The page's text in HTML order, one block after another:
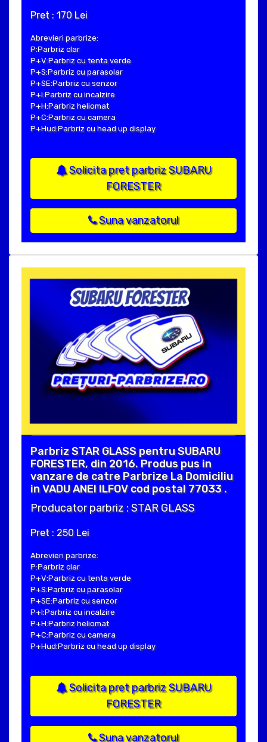
Pret : 170 Lei
Abrevieri parbrize:
P:Parbriz clar
P+V:Parbriz cu tenta verde
P+S:Parbriz cu parasolar
P+SE:Parbriz cu senzor
P+I:Parbriz cu incalzire
P+H:Parbriz heliomat
P+C:Parbriz cu camera
P+Hud:Parbriz cu head up display
Solicita pret parbriz SUBARU
FORESTER
Suna vanzatorul
Parbriz STAR GLASS pentru SUBARU
FORESTER, din 2016. Produs pus in
vanzare de catre Parbrize La Domiciliu
in VADU ANEI ILFOV cod postal 77033 .
Producator parbriz : STAR GLASS
Pret : 250 Lei
Abrevieri parbrize:
P:Parbriz clar
P+V:Parbriz cu tenta verde
P+S:Parbriz cu parasolar
P+SE:Parbriz cu senzor
P+I:Parbriz cu incalzire
P+H:Parbriz heliomat
P+C:Parbriz cu camera
P+Hud:Parbriz cu head up display
Solicita pret parbriz SUBARU
FORESTER
Suna vanzatorul